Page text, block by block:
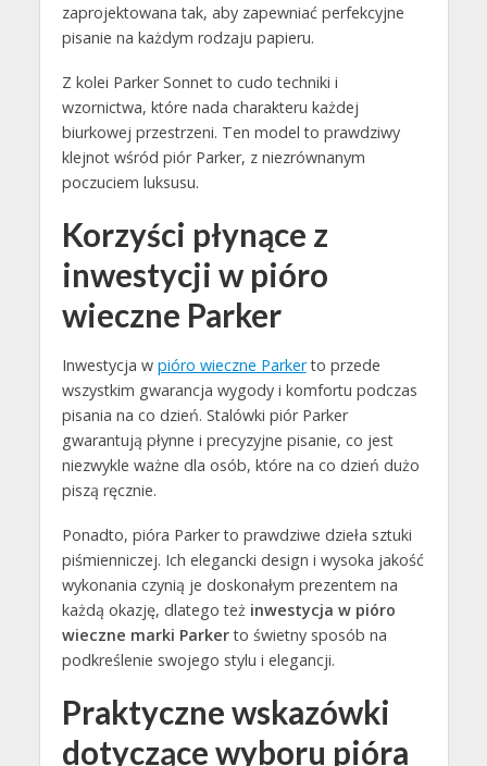
zaprojektowana tak, aby zapewniać perfekcyjne
pisanie na każdym rodzaju papieru.
Z kolei Parker Sonnet to cudo techniki i
wzornictwa, które nada charakteru każdej
biurkowej przestrzeni. Ten model to prawdziwy
klejnot wśród piór Parker, z niezrównanym
poczuciem luksusu.
Korzyści płynące z
inwestycji w pióro
wieczne Parker
Inwestycja w pióro wieczne Parkerto przede
wszystkim gwarancja wygody i komfortu podczas
pisania na co dzień. Stalówki piór Parker
gwarantują płynne i precyzyjne pisanie, co jest
niezwykle ważne dla osób, które na co dzień dużo
piszą ręcznie.
Ponadto, pióra Parker to prawdziwe dzieła sztuki
piśmienniczej. Ich elegancki design i wysoka jakość
wykonania czynią je doskonałym prezentem na
każdą okazję, dlatego też inwestycja w pióro
wieczne marki Parkerto świetny sposób na
podkreślenie swojego stylu i elegancji.
Praktyczne wskazówki
dotyczące wyboru pióra